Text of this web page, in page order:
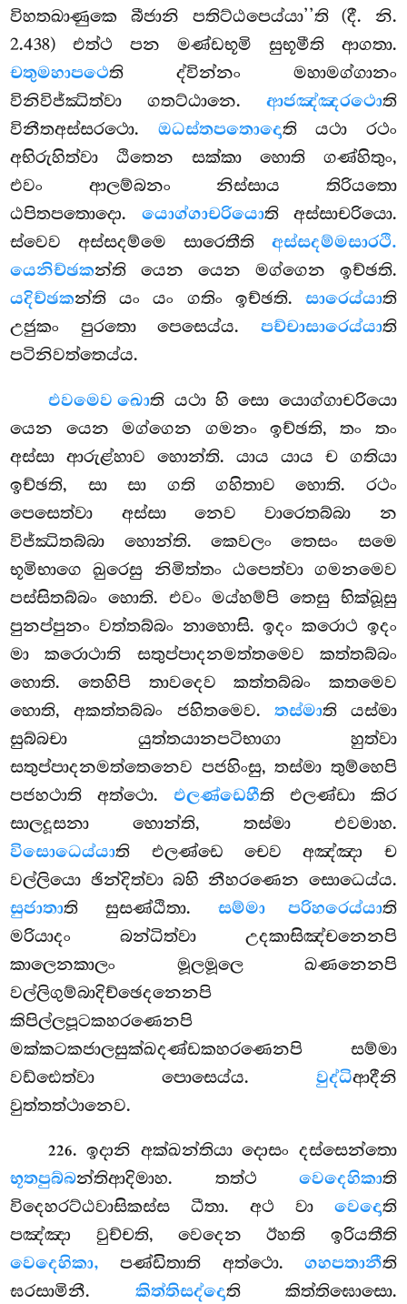
විහතඛාණුකෙ බීජානි පතිට්ඨපෙය්යා’’ති(දී. නි.
2.438) එත්ථ පන මණ්ඩභූමි සුභූමීති ආගතා.
චතුමහාපථෙති ද්වින්නං මහාමග්ගානං
විනිවිජ්ඣිත්වා ගතට්ඨානෙ. ආජඤ්ඤරථොති
විනීතඅස්සරථො. ඔධස්තපතොදොති යථා රථං
අභිරුහිත්වා ඨිතෙන සක්කා හොති ගණ්හිතුං,
එවං ආලම්බනං නිස්සාය තිරියතො
ඨපිතපතොදො. යොග්ගාචරියොති අස්සාචරියො.
ස්වෙව අස්සදම්මෙ සාරෙතීති අස්සදම්මසාරථි.
යෙනිච්ඡකන්ති යෙන යෙන මග්ගෙන ඉච්ඡති.
යදිච්ඡකන්ති යං යං ගතිං ඉච්ඡති. සාරෙය්යාති
උජුකං පුරතො පෙසෙය්ය. පච්චාසාරෙය්යාති
පටිනිවත්තෙය්ය.
එවමෙව ඛොති යථා හි සො යොග්ගාචරියො
යෙන යෙන මග්ගෙන ගමනං ඉච්ඡති, තං තං
අස්සා ආරුළ්හාව හොන්ති. යාය යාය ච ගතියා
ඉච්ඡති, සා සා ගති ගහිතාව හොති. රථං
පෙසෙත්වා අස්සා නෙව වාරෙතබ්බා න
විජ්ඣිතබ්බා හොන්ති. කෙවලං තෙසං සමෙ
භූමිභාගෙ ඛුරෙසු නිමිත්තං ඨපෙත්වා ගමනමෙව
පස්සිතබ්බං හොති. එවං මය්හම්පි තෙසු භික්ඛූසු
පුනප්පුනං වත්තබ්බං නාහොසි. ඉදං කරොථ ඉදං
මා කරොථාති සතුප්පාදනමත්තමෙව කත්තබ්බං
හොති. තෙහිපි තාවදෙව කත්තබ්බං කතමෙව
හොති, අකත්තබ්බං ජහිතමෙව. තස්මාති යස්මා
සුබ්බචා යුත්තයානපටිභාගා හුත්වා
සතුප්පාදනමත්තෙනෙව පජහිංසු, තස්මා තුම්හෙපි
පජහථාති අත්ථො. එලණ්ඩෙහීති එලණ්ඩා කිර
සාලදූසනා හොන්ති, තස්මා එවමාහ.
විසොධෙය්යාති එලණ්ඩෙ චෙව අඤ්ඤා ච
වල්ලියො ඡින්දිත්වා බහි නීහරණෙන සොධෙය්ය.
සුජාතාති සුසණ්ඨිතා. සම්මා පරිහරෙය්යාති
මරියාදං බන්ධිත්වා උදකාසිඤ්චනෙනපි
කාලෙනකාලං මූලමූලෙ ඛණනෙනපි
වල්ලිගුම්බාදිච්ඡෙදනෙනපි
කිපිල්ලපූටකහරණෙනපි
මක්කටකජාලසුක්ඛදණ්ඩකහරණෙනපි සම්මා
වඩ්ඪෙත්වා පොසෙය්ය. වුද්ධිආදීනි
වුත්තත්ථානෙව.
226. ඉදානි අක්ඛන්තියා දොසං දස්සෙන්තො
භූතපුබ්බන්තිආදිමාහ. තත්ථ වෙදෙහිකාති
විදෙහරට්ඨවාසිකස්ස ධීතා. අථ වා වෙදොති
පඤ්ඤා වුච්චති, වෙදෙන ඊහති ඉරියතීති
වෙදෙහිකා, පණ්ඩිතාති අත්ථො. ගහපතානීති
ඝරසාමිනී. කිත්තිසද්දොති කිත්තිඝොසො.